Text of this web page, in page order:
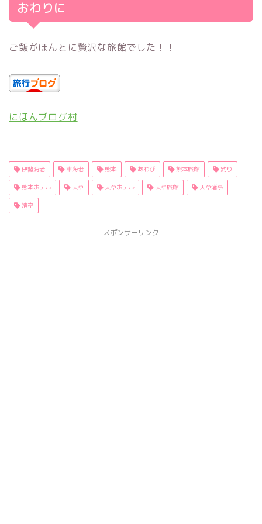
おわりに
ご飯がほんとに贅沢な旅館でした！！
にほんブログ村
伊勢海老 車海老 熊本 あわび 熊本旅館 釣り
熊本ホテル 天草 天草ホテル 天草旅館 天草渚亭
渚亭
スポンサーリンク